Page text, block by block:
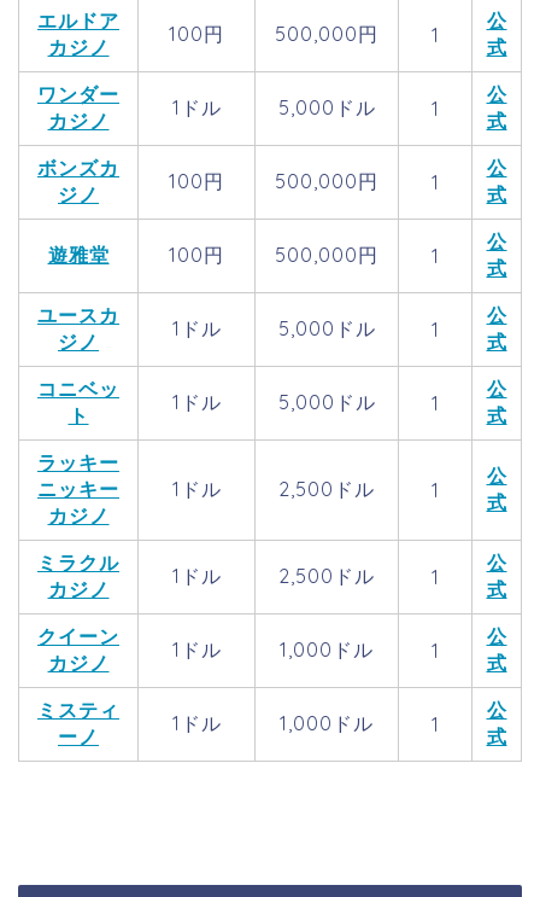
エルドア
カジノ
100円 500,000円 1
公
式
ワンダー
カジノ
1ドル 5,000ドル 1
公
式
ボンズカ
ジノ
100円 500,000円 1
公
式
遊雅堂 100円 500,000円 1
公
式
ユースカ
ジノ
1ドル 5,000ドル 1
公
式
コニベッ
ト
1ドル 5,000ドル 1
公
式
ラッキー
ニッキー
カジノ
1ドル 2,500ドル 1
公
式
ミラクル
カジノ
1ドル 2,500ドル 1
公
式
クイーン
カジノ
1ドル 1,000ドル 1
公
式
ミスティ
ーノ
1ドル 1,000ドル 1
公
式